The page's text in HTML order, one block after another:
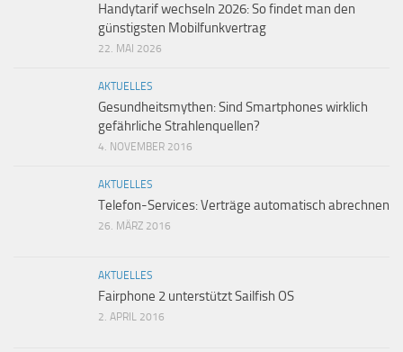
Handytarif wechseln 2026: So findet man den
günstigsten Mobilfunkvertrag
22. MAI 2026
AKTUELLES
Gesundheitsmythen: Sind Smartphones wirklich
gefährliche Strahlenquellen?
4. NOVEMBER 2016
AKTUELLES
Telefon-Services: Verträge automatisch abrechnen
26. MÄRZ 2016
AKTUELLES
Fairphone 2 unterstützt Sailfish OS
2. APRIL 2016